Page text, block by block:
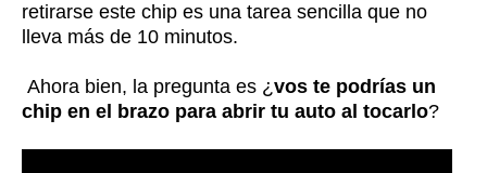
retirarse este chip es una tarea sencilla que no
lleva más de 10 minutos.
Ahora bien, la pregunta es ¿vos te podrías un
chip en el brazo para abrir tu auto al tocarlo?